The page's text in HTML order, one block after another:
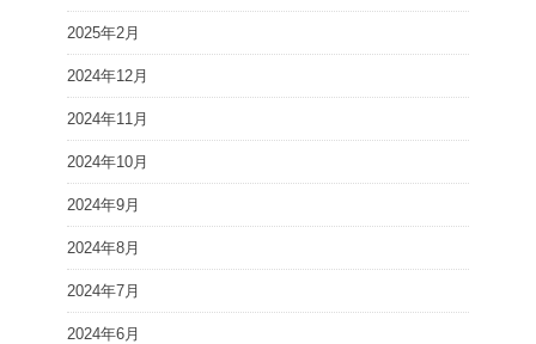
2025年2月
2024年12月
2024年11月
2024年10月
2024年9月
2024年8月
2024年7月
2024年6月